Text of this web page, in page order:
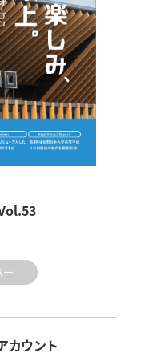
ー
カウント